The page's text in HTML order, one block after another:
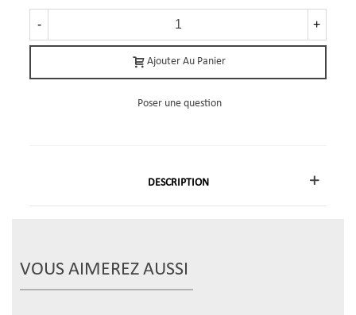
- +
Ajouter Au Panier
Poser une question
DESCRIPTION
VOUS AIMEREZ AUSSI